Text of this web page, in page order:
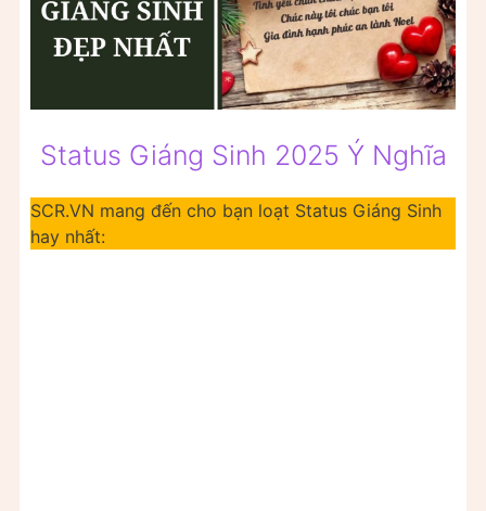
Status Giáng Sinh 2025 Ý Nghĩa
SCR.VN mang đến cho bạn loạt Status Giáng Sinh
hay nhất: